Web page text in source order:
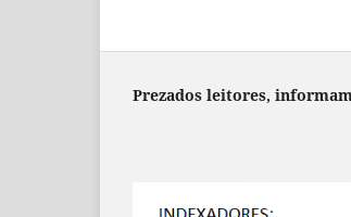
Prezados leitores,